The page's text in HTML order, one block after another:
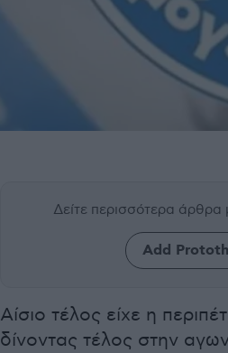
Δείτε περισσότερα άρθρα
Add
Αίσιο τέλος είχε η
δίνοντας τέλος στην